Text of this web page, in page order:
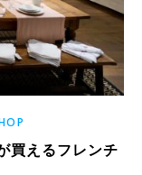
買えるフレンチ